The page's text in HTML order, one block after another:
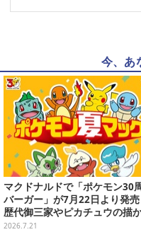
今、あ
マクドナルドで「ポケモン30
バーガー」が7月22日より発売
歴代御三家やピカチュウの描
たオリジナルパッケージが可愛
2026.7.21